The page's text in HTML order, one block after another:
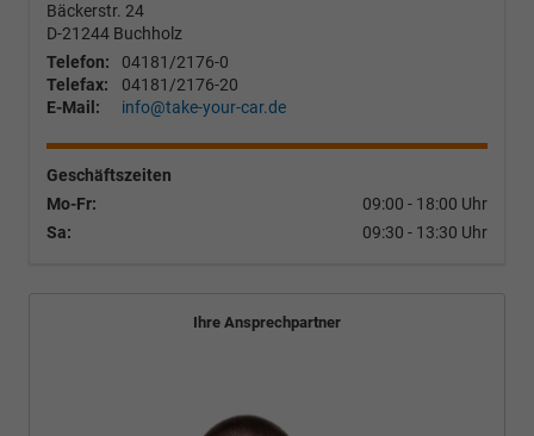
Bäckerstr. 24
D-21244 Buchholz
Telefon:
04181/2176-0
Telefax:
04181/2176-20
E-Mail:
info@take-your-car.de
Geschäftszeiten
Mo-Fr:
09:00 - 18:00 Uhr
Sa:
09:30 - 13:30 Uhr
Ihre Ansprechpartner